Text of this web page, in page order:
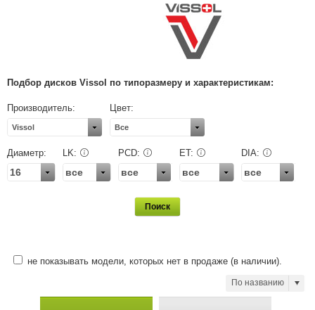
Подбор дисков Vissol по типоразмеру и характеристикам:
Производитель:
Vissol
Цвет:
Все
Диаметр:
16
LK:
все
PCD:
все
ET:
все
DIA:
все
не показывать модели, которых нет в продаже (в наличии).
По названию